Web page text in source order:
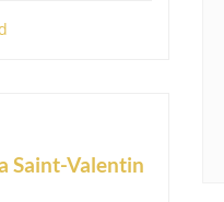
Saint-Valentin